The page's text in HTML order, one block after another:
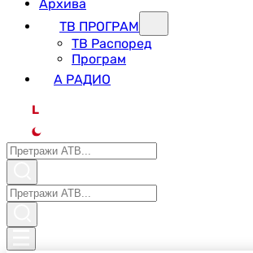
Архива
ТВ ПРОГРАМ
ТВ Распоред
Програм
А РАДИО
L